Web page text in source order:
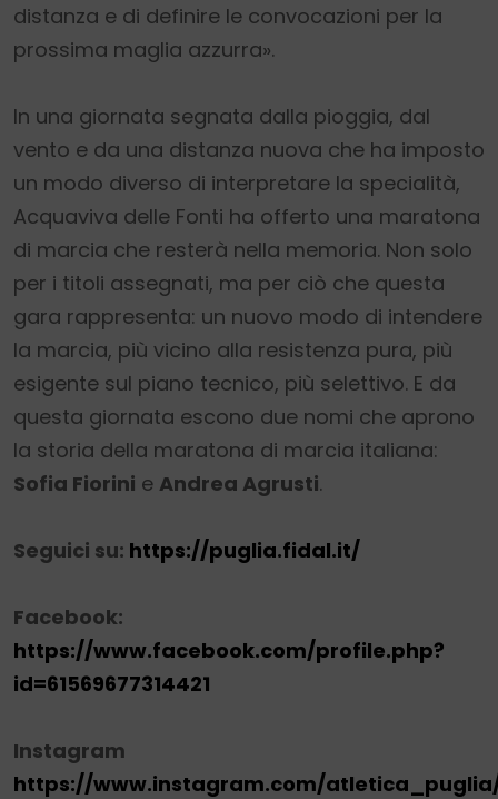
distanza e di definire le convocazioni per la
prossima maglia azzurra».
In una giornata segnata dalla pioggia, dal
vento e da una distanza nuova che ha imposto
un modo diverso di interpretare la specialità,
Acquaviva delle Fonti ha offerto una maratona
di marcia che resterà nella memoria. Non solo
per i titoli assegnati, ma per ciò che questa
gara rappresenta: un nuovo modo di intendere
la marcia, più vicino alla resistenza pura, più
esigente sul piano tecnico, più selettivo. E da
questa giornata escono due nomi che aprono
la storia della maratona di marcia italiana:
Sofia Fiorini e Andrea Agrusti.
Seguici su: https://puglia.fidal.it/
Facebook:
https://www.facebook.com/profile.php?
id=61569677314421
Instagram
https://www.instagram.com/